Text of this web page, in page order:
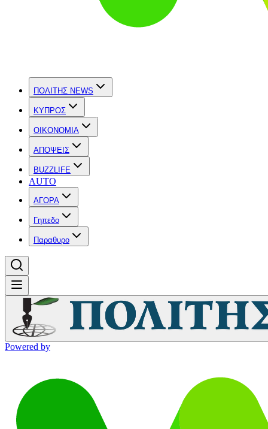
ΠΟΛΙΤΗΣ NEWS
ΚΥΠΡΟΣ
OIKONOMIA
ΑΠΟΨΕΙΣ
BUZZLIFE
AUTO
ΑΓΟΡΑ
Γηπεδο
Παραθυρο
Powered by